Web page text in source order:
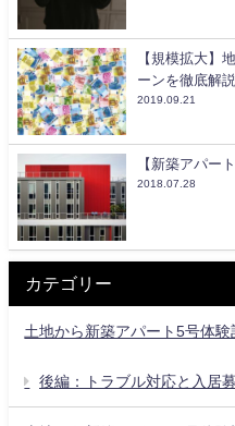
【規模拡大】
ーンを徹底解説
2019.09.21
【新築アパー
2018.07.28
カテゴリー
土地から新築アパート5号体験
後編：トラブル対応と入居